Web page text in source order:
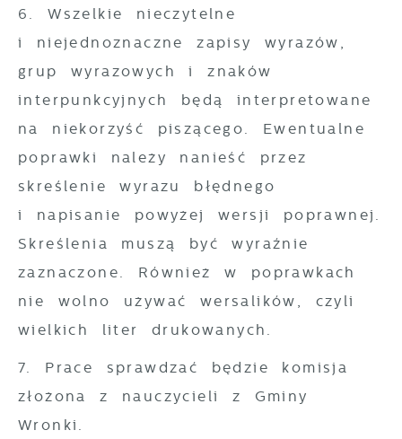
6. Wszelkie nieczytelne
i niejednoznaczne zapisy wyrazów,
grup wyrazowych i znaków
interpunkcyjnych będą interpretowane
na niekorzyść piszącego. Ewentualne
poprawki należy nanieść przez
skreślenie wyrazu błędnego
i napisanie powyżej wersji poprawnej.
Skreślenia muszą być wyraźnie
zaznaczone. Również w poprawkach
nie wolno używać wersalików, czyli
wielkich liter drukowanych.
7. Prace sprawdzać będzie komisja
złożona z nauczycieli z Gminy
Wronki.